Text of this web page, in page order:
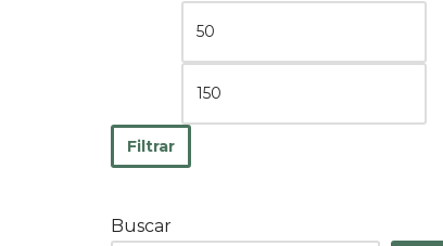
Filtrar
Buscar